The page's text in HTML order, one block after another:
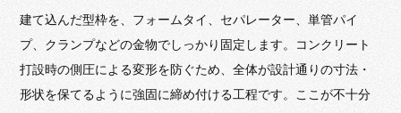
建て込んだ型枠を、フォームタイ、セパレーター、単管パイ
プ、クランプなどの金物でしっかり固定します。コンクリート
打設時の側圧による変形を防ぐため、全体が設計通りの寸法・
形状を保てるように強固に締め付ける工程です。ここが不十分